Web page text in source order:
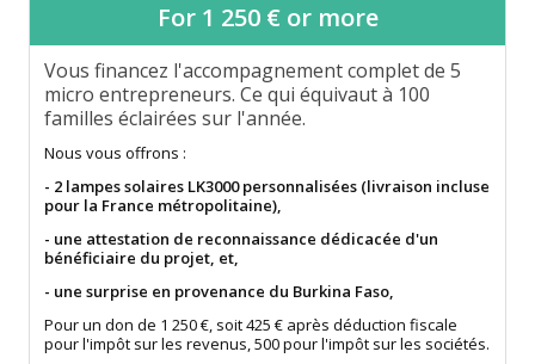
For 1 250 € or more
Vous financez l'accompagnement complet de 5
micro entrepreneurs. Ce qui équivaut à 100
familles éclairées sur l'année.
Nous vous offrons :
- 2 lampes solaires LK3000 personnalisées (livraison incluse
pour la France métropolitaine),
- une attestation de reconnaissance dédicacée d'un
bénéficiaire du projet, et,
- une surprise en provenance du Burkina Faso,
Pour un don de 1 250 €, soit 425 € après déduction fiscale
pour l'impôt sur les revenus, 500 pour l'impôt sur les sociétés.